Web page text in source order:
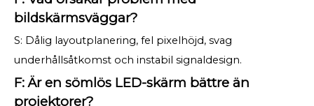
bildskärmsväggar?
S: Dålig layoutplanering, fel pixelhöjd, svag
underhållsåtkomst och instabil signaldesign.
F: Är en sömlös LED-skärm bättre än
projektorer?